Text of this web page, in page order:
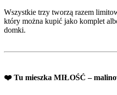
Wszystkie trzy tworzą razem
który można kupić jako komplet
domki.
❤️ Tu mieszka MIŁOŚĆ –